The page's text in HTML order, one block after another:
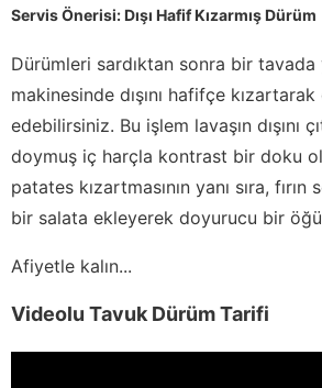
Servis Önerisi: Dışı Hafif Kızarmış Dürüm
Dürümleri sardıktan sonra bir
makinesinde dışını hafifçe
edebilirsiniz. Bu işlem lavaşın dışını
doymuş iç harçla kontrast bir doku
patates kızartmasının yanı sıra,
bir salata ekleyerek doyurucu bir
Afiyetle kalın...
Videolu Tavuk Dürüm Tarifi